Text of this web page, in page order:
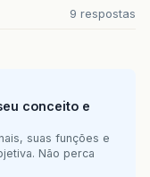
9 respostas
conceito e
suas funções e
Não perca